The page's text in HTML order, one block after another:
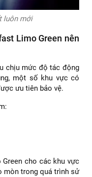
luôn mới
Limo Green nên
chịu mức độ tác động
một số khu vực có
ưu tiên bảo vệ.
cho các khu vực
mòn trong quá trình sử